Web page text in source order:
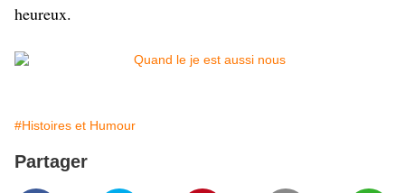
heureux.
#Histoires et Humour
Partager